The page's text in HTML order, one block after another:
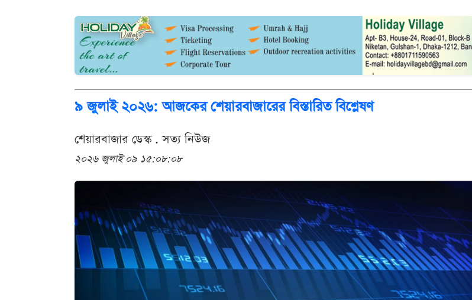
৯ জুলাই ২০২৬: আজকের শেয়ারবাজারের বিস্তারিত বিশ্লেষণ
শেয়ারবাজার ডেস্ক . সত্য নিউজ
২০২৬ জুলাই ০৯ ১৫:০৮:০৮